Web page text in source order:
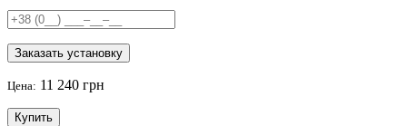
Заказать установку
Цена: 11 240 грн
Купить